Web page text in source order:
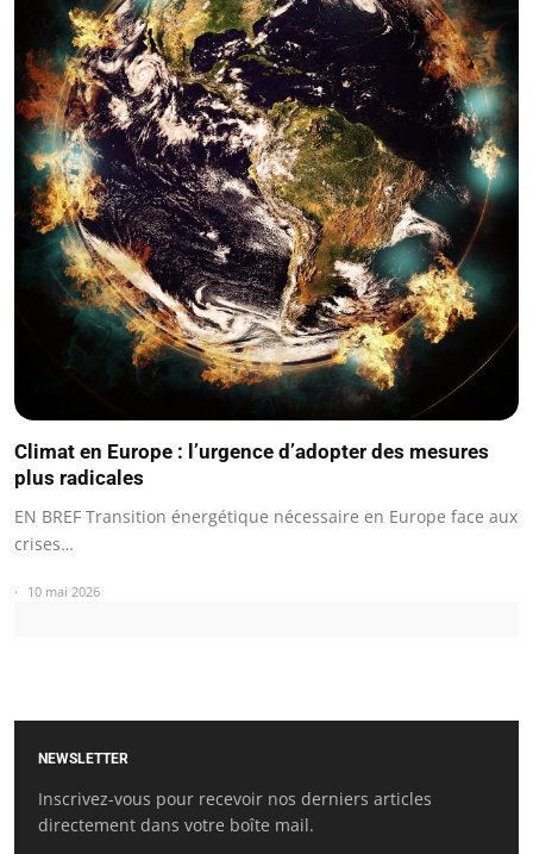
Climat en Europe : l’urgence d’adopter des mesures
plus radicales
EN BREF Transition énergétique nécessaire en Europe face aux
crises…
10 mai 2026
NEWSLETTER
Inscrivez-vous pour recevoir nos derniers articles
directement dans votre boîte mail.